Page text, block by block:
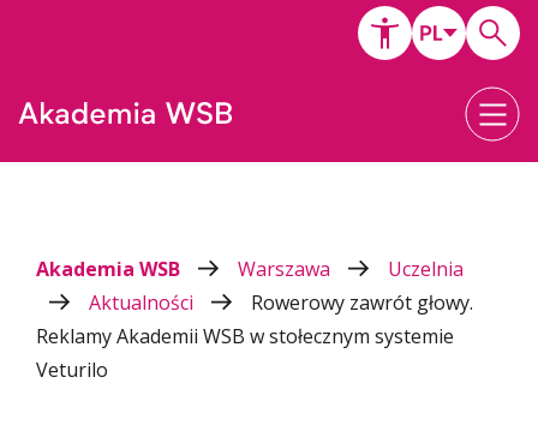
Akademia WSB Warszawa
Uczelnia
Aktualności
Rowerowy zawrót głowy.
Reklamy Akademii WSB w stołecznym systemie
Veturilo